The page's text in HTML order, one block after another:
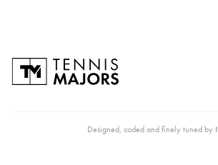
Designed, coded and finely tuned by